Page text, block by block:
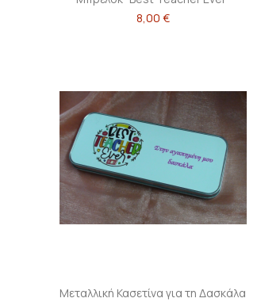
8,00 €
Μεταλλική Κασετίνα για τη Δασκάλα